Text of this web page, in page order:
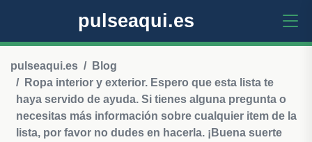
pulseaqui.es
pulseaqui.es
Blog
Ropa interior y exterior. Espero que esta lista te
haya servido de ayuda. Si tienes alguna pregunta o
necesitas más información sobre cualquier item de la
lista, por favor no dudes en hacerla. ¡Buena suerte